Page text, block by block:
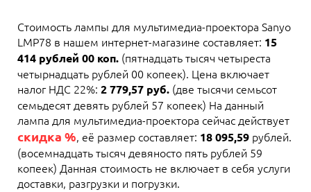
Стоимость лампы для мультимедиа-проектора Sanyo
LMP78 в нашем интернет-магазине составляет: 15
414 рублей 00 коп. (пятнадцать тысяч четыреста
четырнадцать рублей 00 копеек). Цена включает
налог НДС 22%: 2 779,57 руб. (две тысячи семьсот
семьдесят девять рублей 57 копеек) На данный
лампа для мультимедиа-проектора сейчас действует
скидка %, её размер составляет: 18 095,59 рублей.
(восемнадцать тысяч девяносто пять рублей 59
копеек) Данная стоимость не включает в себя услуги
доставки, разгрузки и погрузки.